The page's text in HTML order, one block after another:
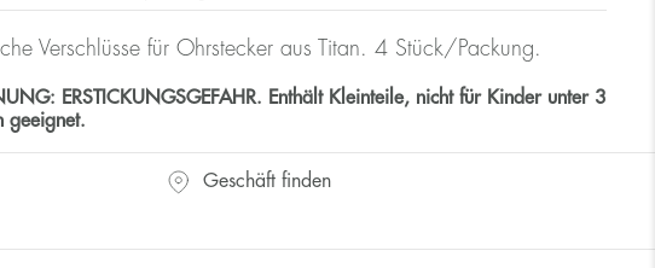
Verschlüsse für Ohrstecker aus Titan. 4 Stück/Packung.
ERSTICKUNGSGEFAHR. Enthält Kleinteile, nicht für Kinder unter 3
geeignet.
Geschäft finden